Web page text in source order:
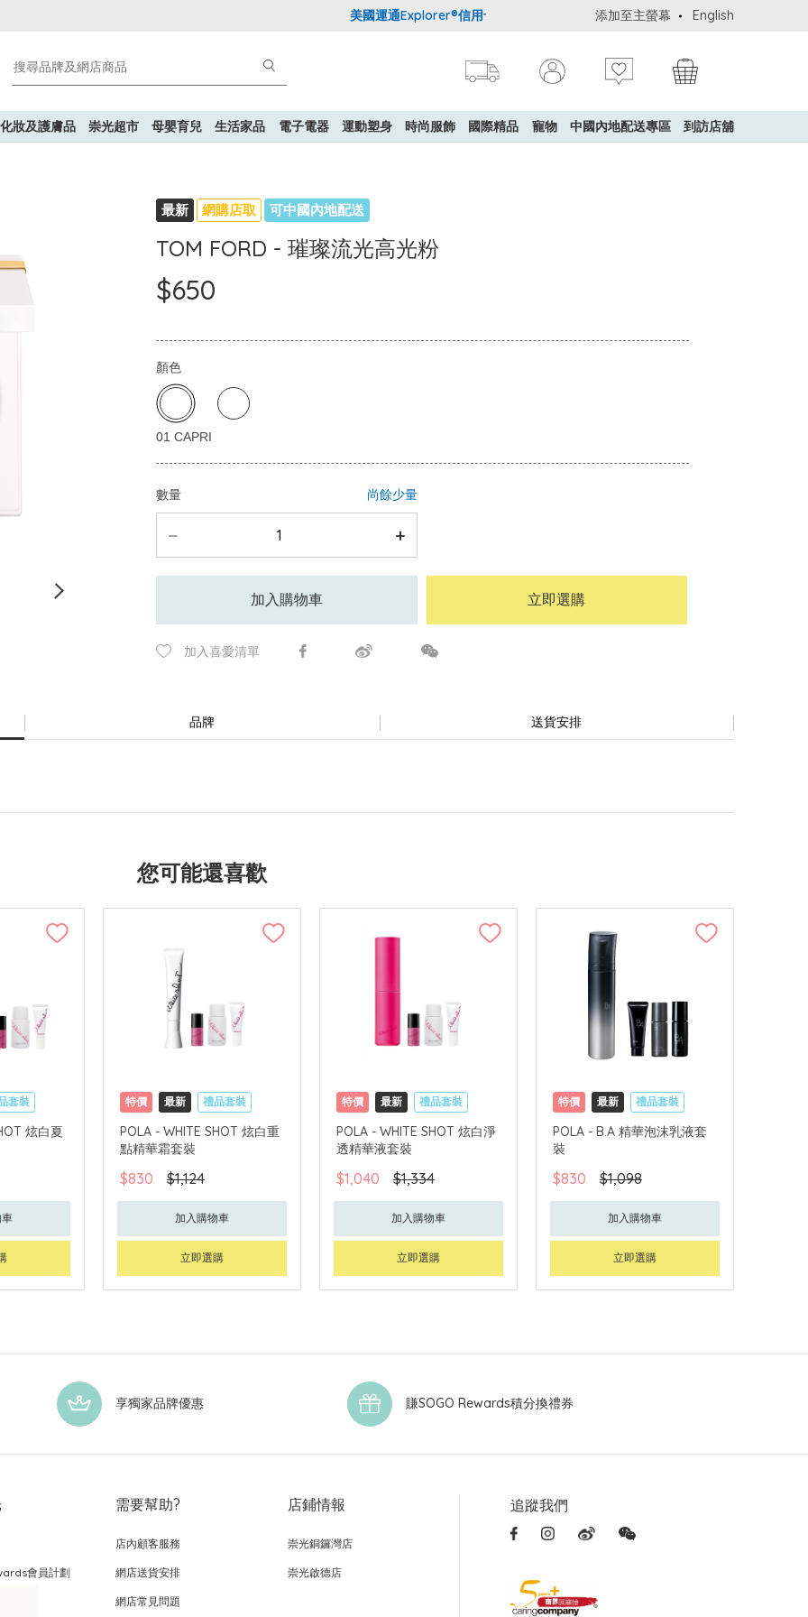
美國運通Explorer®信用卡會員購物禮遇：高達5%簽賬回贈！ 購買一般貨品(冷凍
添加至主螢幕 English
化妝及護膚品 崇光超市 母嬰育兒 生活家品 電子電器 運動塑身 時尚服飾 國際精品 寵物 中國內地配送專區 到訪店舖
最新 網購店取 可中國內地配送
TOM FORD - 璀璨流光高光粉
$650
顏色
數量 尚餘少量
加入購物車 立即選購
加入喜愛清單
品牌 送貨安排
您可能還喜歡
套裝
地配送
炫白夏
特價 最新
禮品套裝
網購店取
可中國內地配送
POLA - WHITE SHOT 炫白重
點精華霜套裝
$830 $1,124
加入購物車
立即選購
特價 最新
禮品套裝
網購店取
可中國內地配送
POLA - WHITE SHOT 炫白淨
透精華液套裝
$1,040 $1,334
加入購物車
立即選購
特價 最新
禮品套裝
網購店取
可中國內地配送
POLA - B.A 精華泡沫乳液套
裝
$830 $1,098
加入購物車
立即選購
享獨家品牌優惠 賺SOGO Rewards積分換禮券
會員計劃
需要幫助?
店內顧客服務
網店送貨安排
網店常見問題
店鋪情報
崇光銅鑼灣店
崇光啟德店
追蹤我們